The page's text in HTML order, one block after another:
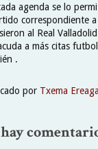
agenda se lo
correspondiente
al Real
a más citas
.
por Txema Ereaga